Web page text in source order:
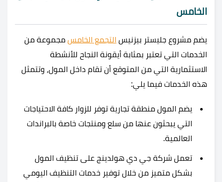
الخامس
يضم مشروع جليستر بيزنيس التجمع الخامس مجموعة من
الخدمات التي تعتبر بمثابة أيقونة النجاح للأنشطة
الاستثمارية التي من المتوقع أن تقام داخل المول، وتتمثل
هذه الخدمات فيما يلي:
يضم المول منطقة تجارية توفر للزوار كافة الاحتياجات
التي يبحثون عنها من سلع ومنتجات خاصة بالبراندات
العالمية.
تعمل شركة جي دي هولدينج على تنظيف المول
بشكل متميز من خلال توفير خدمات التنظيف اليومي